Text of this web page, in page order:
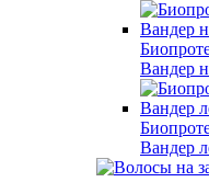
Вандер
Вандер